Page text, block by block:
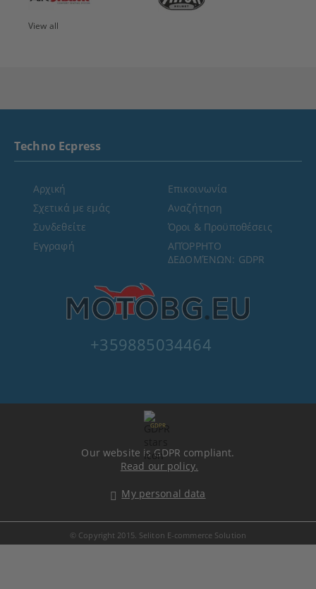
View all
+359885034464
Techno Ecpress
Αρχική
Σχετικά με εμάς
Συνδεθείτε
Εγγραφή
Επικοινωνία
Αναζήτηση
Όροι & Προϋποθέσεις
ΑΠΌΡΡΗΤΟ
ΔΕΔΟΜΈΝΩΝ: GDPR
GDPR
Our website is GDPR compliant.
Read our policy.
My personal data
© Copyright 2015. Seliton E-commerce Solution